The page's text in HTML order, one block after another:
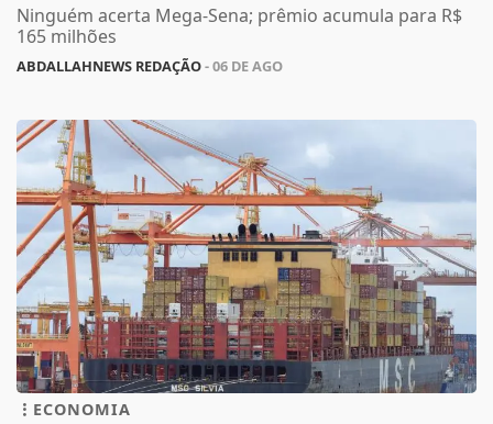
Ninguém acerta Mega-Sena; prêmio acumula para R$
165 milhões
ABDALLAHNEWS REDAÇÃO- 06 DE AGO
ECONOMIA